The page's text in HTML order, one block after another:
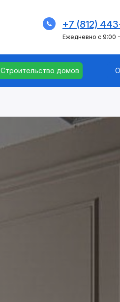
+7 (812)
Ежедневно с 9:00
Строительство домов
Строительство домов